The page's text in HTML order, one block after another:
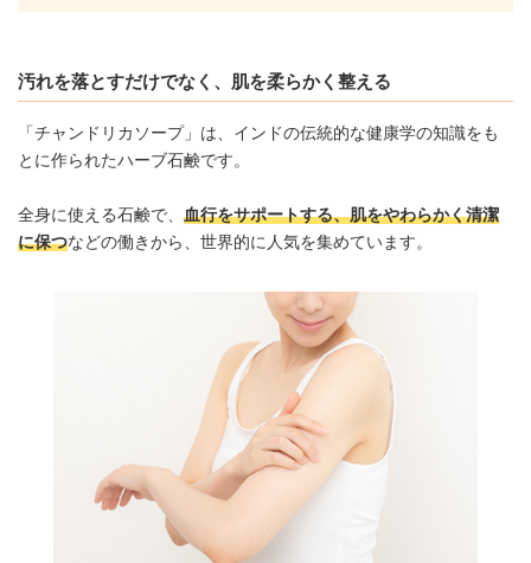
汚れを落とすだけでなく、肌を柔らかく整える
「チャンドリカソープ」は、インドの伝統的な健康学の知識をも
とに作られたハーブ石鹸です。
全身に使える石鹸で、 血行をサポートする、肌をやわらかく清潔
に保つなどの働きから、世界的に人気を集めています。